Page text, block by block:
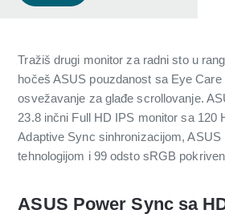
Tražiš drugi monitor za radni sto u
hočeš ASUS pouzdanost sa Eye
osvežavanje za glađe scrollovanje.
23.8 inčni Full HD IPS monitor sa 120
Adaptive Sync sinhronizacijom, ASUS
tehnologijom i 99 odsto sRGB
ASUS Power Sync sa